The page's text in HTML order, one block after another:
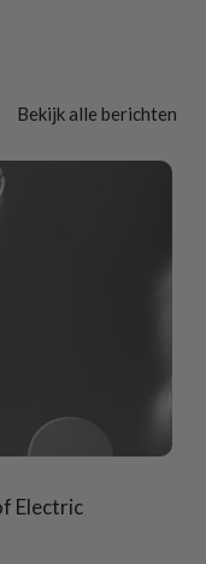
Bekijk alle berichten
Electric